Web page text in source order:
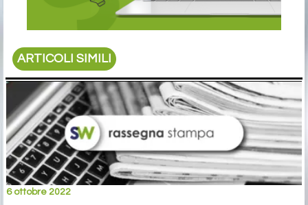
ARTICOLI SIMILI
6 ottobre 2022